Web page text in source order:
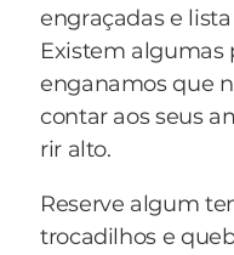
engraçadas e
Existem algumas
enganamos que
contar aos seus
rir alto.
Reserve algum
trocadilhos e